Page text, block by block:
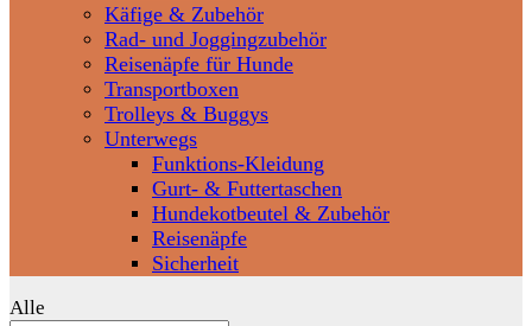
Käfige & Zubehör
Rad- und Joggingzubehör
Reisenäpfe für Hunde
Transportboxen
Trolleys & Buggys
Unterwegs
Funktions-Kleidung
Gurt- & Futtertaschen
Hundekotbeutel & Zubehör
Reisenäpfe
Sicherheit
Alle